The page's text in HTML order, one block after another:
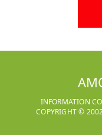
INFORMATION
COPYRIGHT ©